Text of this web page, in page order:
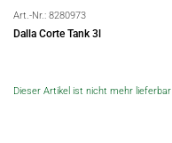
Art.-Nr.: 8280973
Dalla Corte Tank 3l
Dieser Artikel ist nicht mehr lieferbar